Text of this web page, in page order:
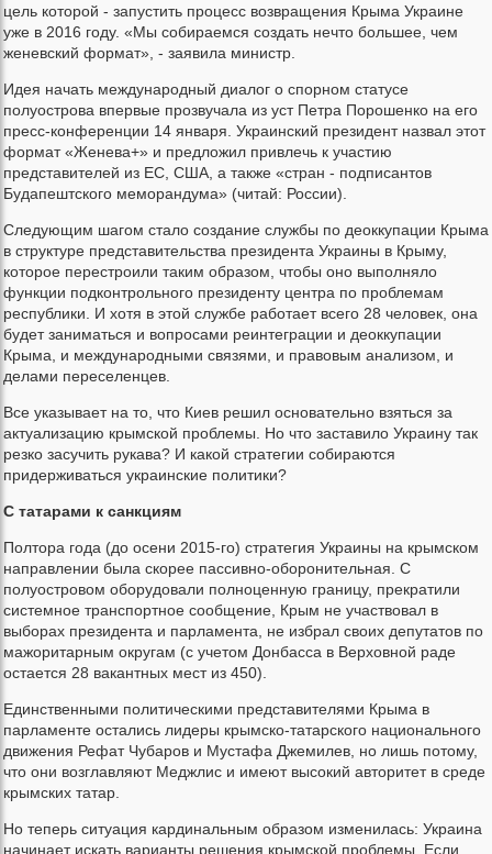
цель которой - запустить процесс возвращения Крыма Украине
уже в 2016 году. «Мы собираемся создать нечто большее, чем
женевский формат», - заявила министр.
Идея начать международный диалог о спорном статусе
полуострова впервые прозвучала из уст Петра Порошенко на его
пресс-конференции 14 января. Украинский президент назвал этот
формат «Женева+» и предложил привлечь к участию
представителей из ЕС, США, а также «стран - подписантов
Будапештского меморандума» (читай: России).
Следующим шагом стало создание службы по деоккупации Крыма
в структуре представительства президента Украины в Крыму,
которое перестроили таким образом, чтобы оно выполняло
функции подконтрольного президенту центра по проблемам
республики. И хотя в этой службе работает всего 28 человек, она
будет заниматься и вопросами реинтеграции и деоккупации
Крыма, и международными связями, и правовым анализом, и
делами переселенцев.
Все указывает на то, что Киев решил основательно взяться за
актуализацию крымской проблемы. Но что заставило Украину так
резко засучить рукава? И какой стратегии собираются
придерживаться украинские политики?
С татарами к санкциям
Полтора года (до осени 2015-го) стратегия Украины на крымском
направлении была скорее пассивно-оборонительная. С
полуостровом оборудовали полноценную границу, прекратили
системное транспортное сообщение, Крым не участвовал в
выборах президента и парламента, не избрал своих депутатов по
мажоритарным округам (с учетом Донбасса в Верховной раде
остается 28 вакантных мест из 450).
Единственными политическими представителями Крыма в
парламенте остались лидеры крымско-татарского национального
движения Рефат Чубаров и Мустафа Джемилев, но лишь потому,
что они возглавляют Меджлис и имеют высокий авторитет в среде
крымских татар.
Но теперь ситуация кардинальным образом изменилась: Украина
начинает искать варианты решения крымской проблемы. Если